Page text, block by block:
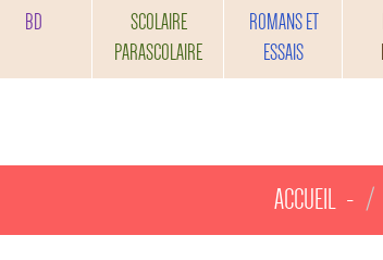
f
o
BD
SCOLAIRE
PARASCOLAIRE
ROMANS ET
ESSAIS
ACCUEIL